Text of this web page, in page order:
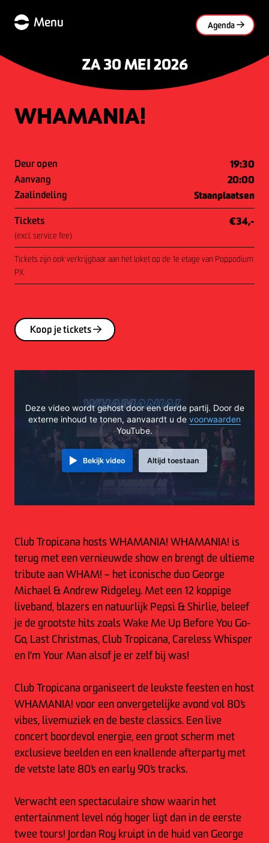
Menu Agenda
ZA 30 MEI 2026
WHAMANIA!
Deur open 19:30
Aanvang 20:00
Zaalindeling Staanplaatsen
Tickets €34,-
(excl. service fee)
Tickets zijn ook verkrijgbaar aan het loket op de 1e etage van Poppodium
PX.
Koop je tickets
Deze video wordt gehost door een derde partij. Door de
externe inhoud te tonen, aanvaardt u de voorwaarden
YouTube.
Bekijk video Altijd toestaan
Club Tropicana hosts WHAMANIA! WHAMANIA! is
terug met een vernieuwde show en brengt de ultieme
tribute aan WHAM! – het iconische duo George
Michael & Andrew Ridgeley. Met een 12 koppige
liveband, blazers en natuurlijk Pepsi & Shirlie, beleef
je de grootste hits zoals Wake Me Up Before You Go-
Go, Last Christmas, Club Tropicana, Careless Whisper
en I'm Your Man alsof je er zelf bij was!
Club Tropicana organiseert de leukste feesten en host
WHAMANIA! voor een onvergetelijke avond vol 80’s
vibes, livemuziek en de beste classics. Een live
concert boordevol energie, een groot scherm met
exclusieve beelden en een knallende afterparty met
de vetste late 80’s en early 90’s tracks.
Verwacht een spectaculaire show waarin het
entertainment level nóg hoger ligt dan in de eerste
twee tours! Jordan Roy kruipt in de huid van George